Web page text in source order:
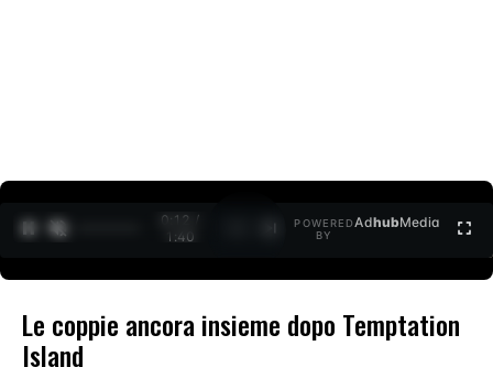
0:12 /
1:40
POWERED
BY
AdhubMedia
Le coppie ancora insieme dopo Temptation
Island